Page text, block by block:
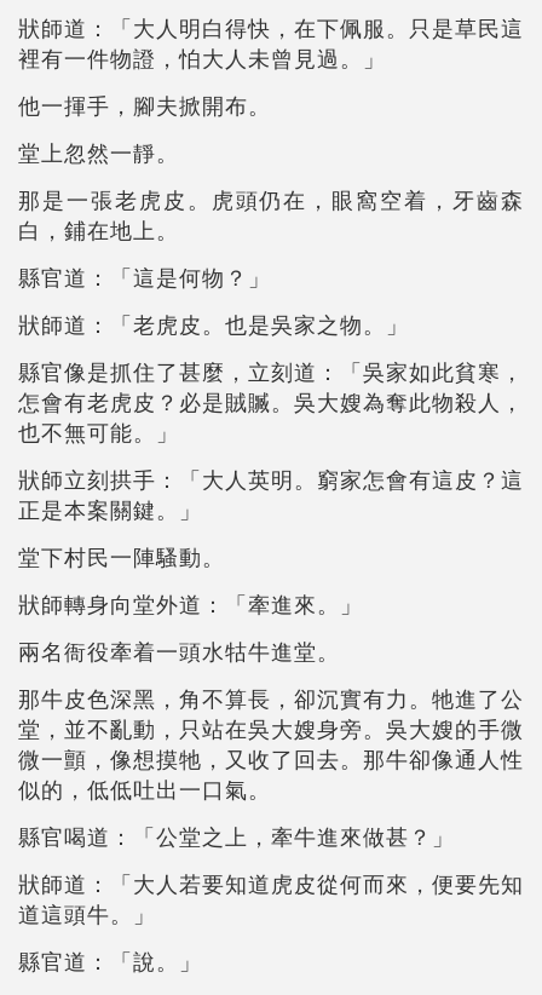
狀師道：「大人明白得快，在下佩服。只是草民這
裡有一件物證，怕大人未曾見過。」
他一揮手，腳夫掀開布。
堂上忽然一靜。
那是一張老虎皮。虎頭仍在，眼窩空着，牙齒森
白，鋪在地上。
縣官道：「這是何物？」
狀師道：「老虎皮。也是吳家之物。」
縣官像是抓住了甚麼，立刻道：「吳家如此貧寒，
怎會有老虎皮？必是賊贓。吳大嫂為奪此物殺人，
也不無可能。」
狀師立刻拱手：「大人英明。窮家怎會有這皮？這
正是本案關鍵。」
堂下村民一陣騷動。
狀師轉身向堂外道：「牽進來。」
兩名衙役牽着一頭水牯牛進堂。
那牛皮色深黑，角不算長，卻沉實有力。牠進了公
堂，並不亂動，只站在吳大嫂身旁。吳大嫂的手微
微一顫，像想摸牠，又收了回去。那牛卻像通人性
似的，低低吐出一口氣。
縣官喝道：「公堂之上，牽牛進來做甚？」
狀師道：「大人若要知道虎皮從何而來，便要先知
道這頭牛。」
縣官道：「說。」